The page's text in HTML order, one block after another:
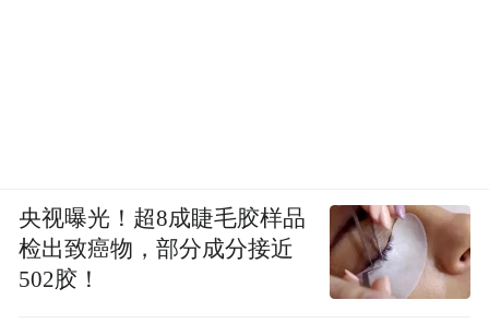
央视曝光！超8成睫毛胶样品
检出致癌物，部分成分接近
502胶！